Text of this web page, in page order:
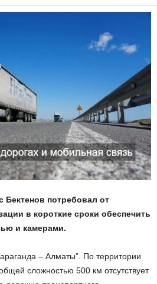
потребовал от
в короткие сроки обеспечить
и камерами.
– Алматы”. По территории
сложностью 500 км отсутствует